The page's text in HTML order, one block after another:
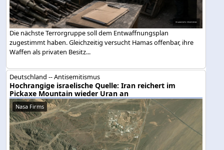
Die nächste Terrorgruppe soll dem Entwaffnungsplan
zugestimmt haben. Gleichzeitig versucht Hamas offenbar, ihre
Waffen als privaten Besitz...
Deutschland -- Antisemitismus
Hochrangige israelische Quelle: Iran reichert im
Pickaxe Mountain wieder Uran an
Nasa Firms